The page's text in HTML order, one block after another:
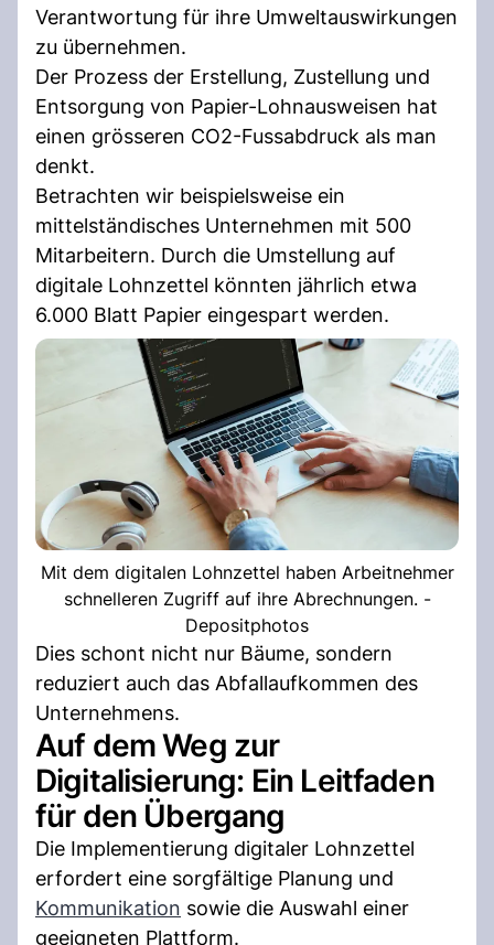
Verantwortung für ihre Umweltauswirkungen
zu übernehmen.
Der Prozess der Erstellung, Zustellung und
Entsorgung von Papier-Lohnausweisen hat
einen grösseren CO2-Fussabdruck als man
denkt.
Betrachten wir beispielsweise ein
mittelständisches Unternehmen mit 500
Mitarbeitern. Durch die Umstellung auf
digitale Lohnzettel könnten jährlich etwa
6.000 Blatt Papier eingespart werden.
Mit dem digitalen Lohnzettel haben Arbeitnehmer
schnelleren Zugriff auf ihre Abrechnungen. -
Depositphotos
Dies schont nicht nur Bäume, sondern
reduziert auch das Abfallaufkommen des
Unternehmens.
Auf dem Weg zur
Digitalisierung: Ein Leitfaden
für den Übergang
Die Implementierung digitaler Lohnzettel
erfordert eine sorgfältige Planung und
Kommunikation sowie die Auswahl einer
geeigneten Plattform.